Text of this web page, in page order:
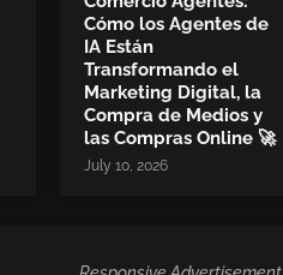
Cómo los Agentes de
IA Están
Transformando el
Marketing Digital, la
Compra de Medios y
las Compras Online 🚀
July 10, 2026